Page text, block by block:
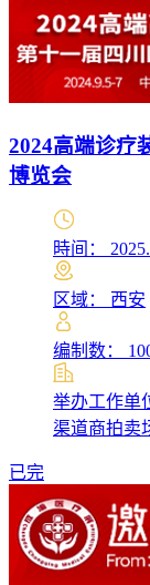
2024高端诊疗
博览会
時间：
区域： 西安
编制数：
举办工作单
渠道商拍卖
已完